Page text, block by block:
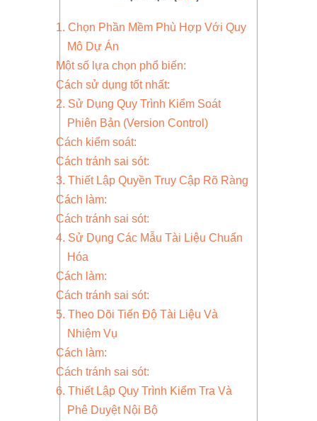
1. Chọn Phần Mềm Phù Hợp Với Quy
Mô Dự Án
Một số lựa chọn phổ biến:
Cách sử dụng tốt nhất:
2. Sử Dụng Quy Trình Kiểm Soát
Phiên Bản (Version Control)
Cách kiểm soát:
Cách tránh sai sót:
3. Thiết Lập Quyền Truy Cập Rõ Ràng
Cách làm:
Cách tránh sai sót:
4. Sử Dụng Các Mẫu Tài Liệu Chuẩn
Hóa
Cách làm:
Cách tránh sai sót:
5. Theo Dõi Tiến Độ Tài Liệu Và
Nhiệm Vụ
Cách làm:
Cách tránh sai sót:
6. Thiết Lập Quy Trình Kiểm Tra Và
Phê Duyệt Nội Bộ